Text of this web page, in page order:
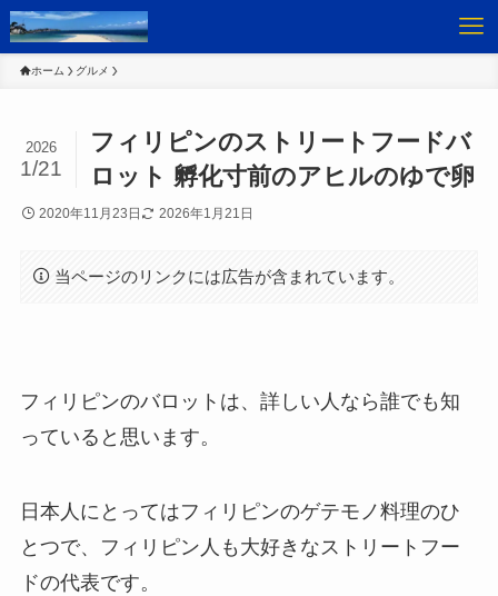
ホーム グルメ
フィリピンのストリートフードバ
ロット 孵化寸前のアヒルのゆで卵
2026
1/21
2020年11月23日 2026年1月21日
当ページのリンクには広告が含まれています。
フィリピンのバロットは、詳しい人なら誰でも知
っていると思います。
日本人にとってはフィリピンのゲテモノ料理のひ
とつで、フィリピン人も大好きなストリートフー
ドの代表です。